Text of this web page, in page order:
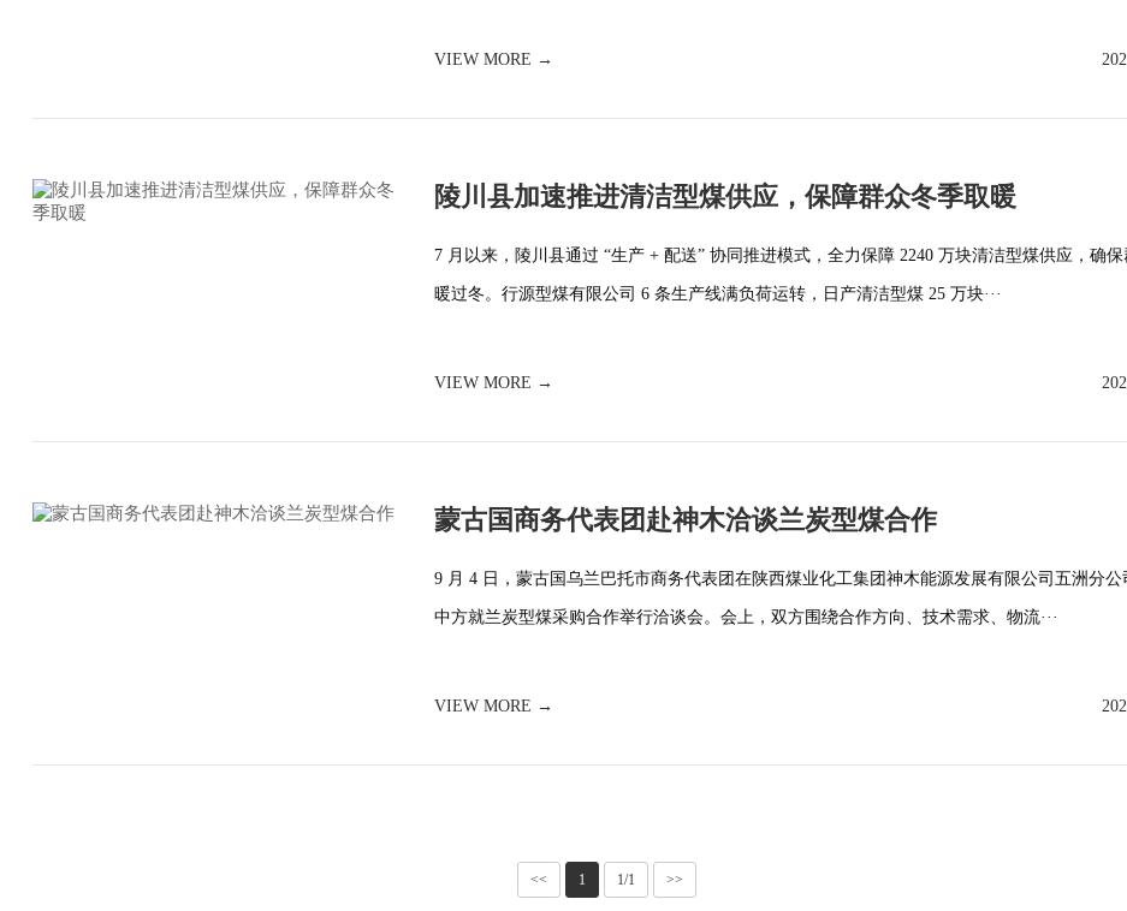
VIEW MORE →
陵川县加速推进清洁型煤供应，保障群众冬季取暖
7 月以来，陵川县通过 “生产 + 配送” 协同推进模式，全力保障 2240 万块清洁型煤供应，确保
暖过冬。行源型煤有限公司 6 条生产线满负荷运转，日产清洁型煤 25 万块···
VIEW MORE →
蒙古国商务代表团赴神木洽谈兰炭型煤合作
9 月 4 日，蒙古国乌兰巴托市商务代表团在陕西煤业化工集团神木能源发展有限公司五洲分公
中方就兰炭型煤采购合作举行洽谈会。会上，双方围绕合作方向、技术需求、物流···
VIEW MORE →
<< 1 1/1 >>